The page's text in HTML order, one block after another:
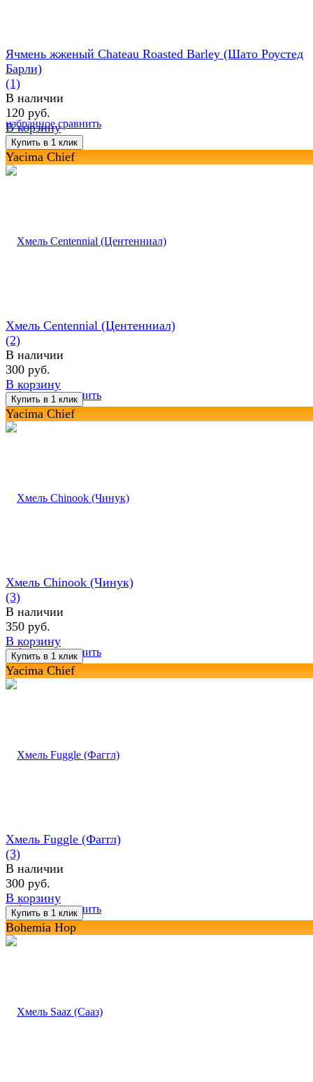
избранное сравнить
Ячмень жженый Chateau Roasted Barley (Шато Роустед
Барли)
(1)
В наличии
120 руб.
В корзину
Yacima Chief
избранное сравнить
Хмель Centennial (Центенниал)
(2)
В наличии
300 руб.
В корзину
Yacima Chief
избранное сравнить
Хмель Chinook (Чинук)
(3)
В наличии
350 руб.
В корзину
Yacima Chief
избранное сравнить
Хмель Fuggle (Фаггл)
(3)
В наличии
300 руб.
В корзину
Bohemia Hop